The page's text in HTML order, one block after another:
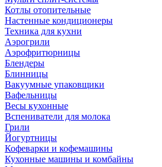
Котлы отопительные
Настенные кондиционеры
Техника для кухни
Аэрогрили
Аэрофритюрницы
Блендеры
Блинницы
Вакуумные упаковщики
Вафельницы
Весы кухонные
Вспениватели для молока
Грили
Йогуртницы
Кофеварки и кофемашины
Кухонные машины и комбайны